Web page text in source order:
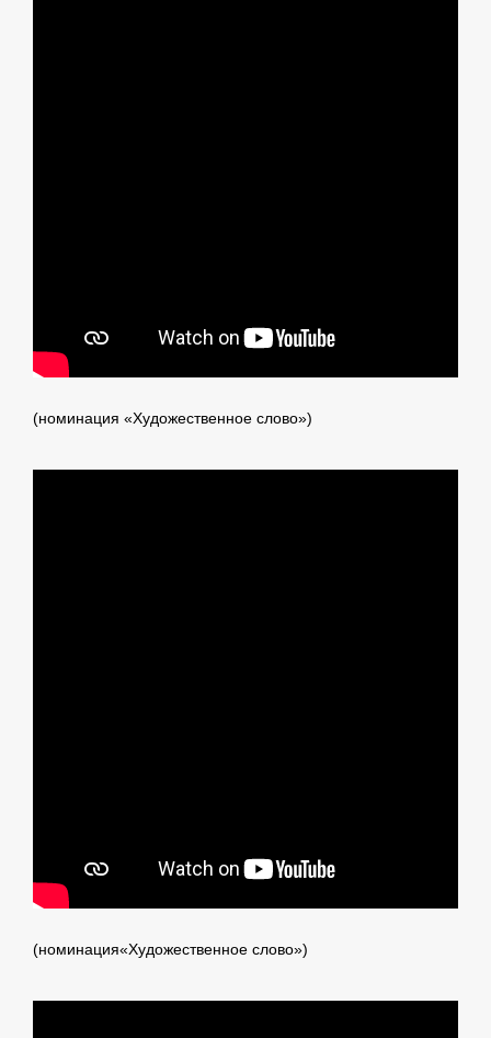
(номинация «Художественное слово»)
(номинация«Художественное слово»)